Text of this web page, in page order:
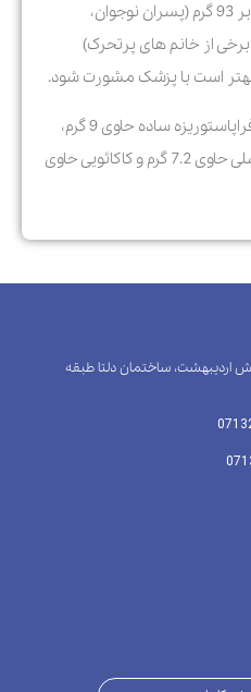
رژیم های 2800 کالری برابر 93 گرم (پسران نوجوان،
از خانم های پرتحرک)
بهتر است با پزشک مشورت شود.
دو قاشق غذاخوری خامه فراپاستوریزه ساده حاوی 9 گرم،
خامه فراپاستوریزه طعم دار عسلی حاوی 7.2 گرم و کاکائویی حاوی
اردیبهشت، ساختمان دلتا طبقه